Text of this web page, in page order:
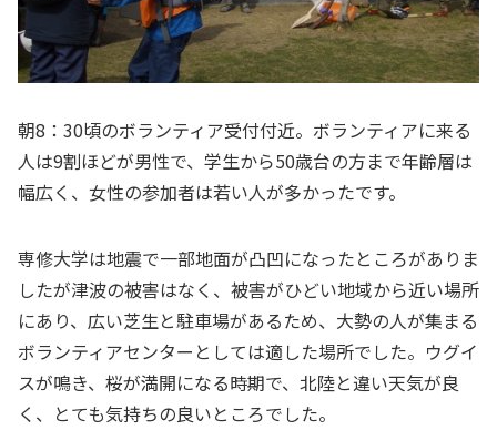
朝8：30頃のボランティア受付付近。ボランティアに来る
人は9割ほどが男性で、学生から50歳台の方まで年齢層は
幅広く、女性の参加者は若い人が多かったです。
専修大学は地震で一部地面が凸凹になったところがありま
したが津波の被害はなく、被害がひどい地域から近い場所
にあり、広い芝生と駐車場があるため、大勢の人が集まる
ボランティアセンターとしては適した場所でした。ウグイ
スが鳴き、桜が満開になる時期で、北陸と違い天気が良
く、とても気持ちの良いところでした。